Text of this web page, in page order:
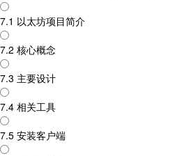
7.1 以太坊项目简介
7.2 核心概念
7.3 主要设计
7.4 相关工具
7.5 安装客户端